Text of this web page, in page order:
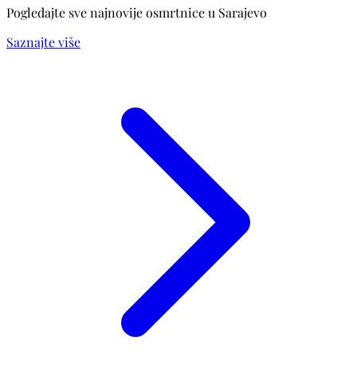
Pogledajte sve najnovije osmrtnice u Sarajevo
Saznajte više